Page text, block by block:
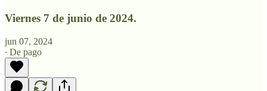
Viernes 7 de junio de 2024.
jun 07, 2024
∙ De pago